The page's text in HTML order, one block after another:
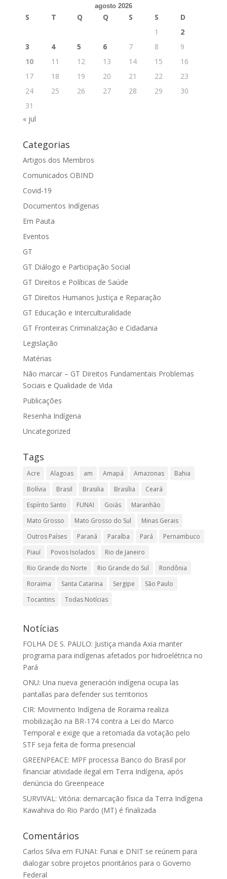
agosto 2026
S T Q Q S S
D
1
2
3
4 5 6 7 8
9
10
11 12 13 14 15
16
17
18 19 20 21 22
23
24
25 26 27 28 29
30
31
« jul
Categorias
Artigos dos Membros
Comunicados OBIND
Covid-19
Documentos Indígenas
Em Pauta
Eventos
GT
GT Diálogo e Participação Social
GT Direitos e Políticas de Saúde
GT Direitos Humanos Justiça e Reparação
GT Educação e Interculturalidade
GT Fronteiras Criminalização e Cidadania
Legislação
Matérias
Não marcar – GT Direitos Fundamentais Problemas
Sociais e Qualidade de Vida
Publicações
Resenha Indígena
Uncategorized
Tags
Acre Alagoas am Amapá Amazonas
Bahia
Bolívia
Brasil Brasilia Brasília
Ceará
Espírito Santo
FUNAI Goiás
Maranhão
Mato Grosso
Mato Grosso do Sul
Minas Gerais
Outros Países
Paraná Paraíba Pará
Pernambuco
Piauí
Povos Isolados
Rio de Janeiro
Rio Grande do Norte
Rio Grande do Sul
Rondônia
Roraima
Santa Catarina Sergipe
São Paulo
Tocantins
Todas Notícias
Notícias
FOLHA DE S. PAULO: Justiça manda Axia manter
programa para indígenas afetados por hidroelétrica no
Pará
ONU: Una nueva generación indígena ocupa las
pantallas para defender sus territorios
CIR: Movimento Indígena de Roraima realiza
mobilização na BR-174 contra a Lei do Marco
Temporal e exige que a retomada da votação pelo
STF seja feita de forma presencial
GREENPEACE: MPF processa Banco do Brasil por
financiar atividade ilegal em Terra Indígena, após
denúncia do Greenpeace
SURVIVAL: Vitória: demarcação física da Terra Indígena
Kawahiva do Rio Pardo (MT) é finalizada
Comentários
Carlos Silva em FUNAI: Funai e DNIT se reúnem para
dialogar sobre projetos prioritários para o Governo
Federal